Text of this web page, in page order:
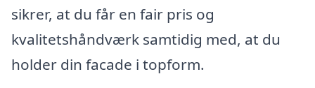
sikrer, at du får en fair pris og
kvalitetshåndværk samtidig med, at du
holder din facade i topform.